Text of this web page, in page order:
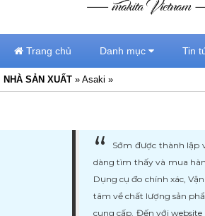
Trang chủ Danh mục Tin
NHÀ SẢN XUẤT » Asaki »
Sớm được thành lập
dàng tìm thấy và mua
Dụng cụ đo chính xác,
tâm về chất lượng sản
cung cấp. Đến với